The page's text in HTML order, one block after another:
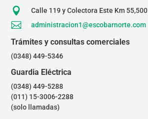
 Calle 119 y Colectora Este Km 55,500
 administracion1@escobarnorte.com
Trámites y consultas comerciales
(0348) 449-5346
Guardia Eléctrica
(0348) 449-5288
(011) 15-3006-2288
(solo llamadas)